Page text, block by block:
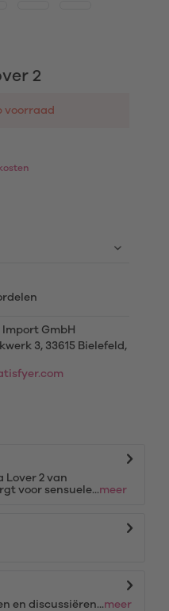
2
voorraad
Import GmbH
3, 33615 Bielefeld,
Lover 2 van
voor sensuele...meer
en discussiëren...meer